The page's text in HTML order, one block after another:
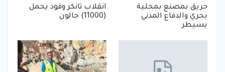
حريق بمصنع بمحلية
بحري والدفاع المدني
يسيطر
انقلاب تانكر وقود يحمل
(11000) جالون